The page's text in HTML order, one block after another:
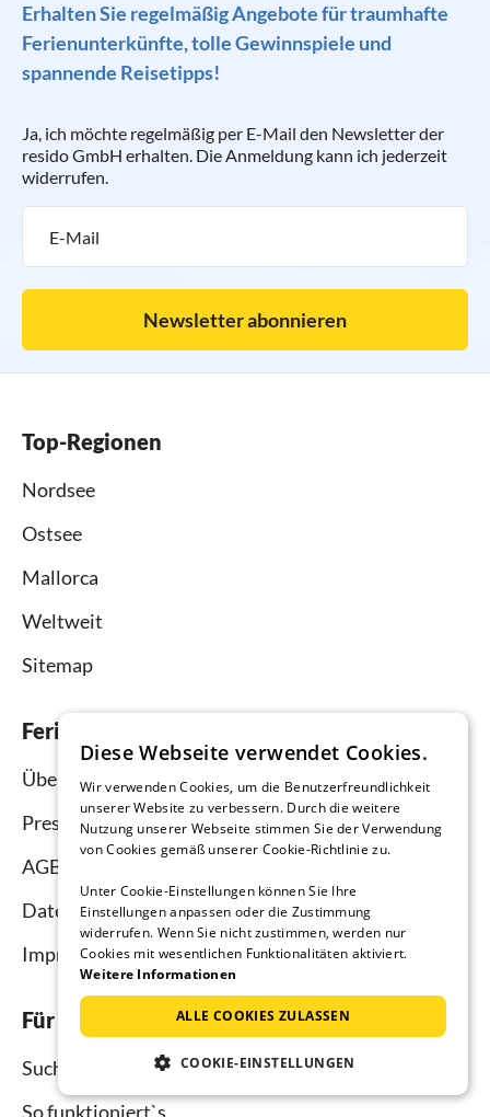
Erhalten Sie regelmäßig Angebote für traumhafte
Ferienunterkünfte, tolle Gewinnspiele und
spannende Reisetipps!
Ja, ich möchte regelmäßig per E-Mail den Newsletter der
resido GmbH erhalten. Die Anmeldung kann ich jederzeit
widerrufen.
Newsletter abonnieren
Top-Regionen
Nordsee
Ostsee
Mallorca
Weltweit
Sitemap
Ferienhausmiete.de
Über uns
Presse
AGB
Datenschutz
Impressum
Für Urlauber
Suche
So funktioniert`s
Diese Webseite verwendet Cookies.
Wir verwenden Cookies, um die Benutzerfreundlichkeit
unserer Website zu verbessern. Durch die weitere
Nutzung unserer Webseite stimmen Sie der Verwendung
von Cookies gemäß unserer Cookie-Richtlinie zu.
Unter Cookie-Einstellungen können Sie Ihre
Einstellungen anpassen oder die Zustimmung
widerrufen. Wenn Sie nicht zustimmen, werden nur
Cookies mit wesentlichen Funktionalitäten aktiviert.
Weitere Informationen
ALLE COOKIES ZULASSEN
COOKIE-EINSTELLUNGEN